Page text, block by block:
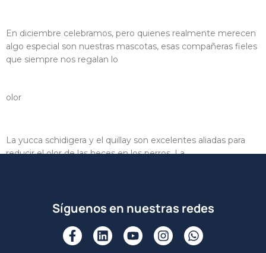
En diciembre celebramos, pero quienes realmente merecen
algo especial son nuestras mascotas, esas compañeras fieles
que siempre nos regalan lo
olor
La yucca schidigera y el quillay son excelentes aliadas para
reducir el olor de las heces en los perros. La
Síguenos en nuestras redes